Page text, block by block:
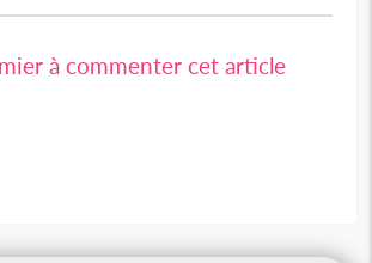
à commenter cet article